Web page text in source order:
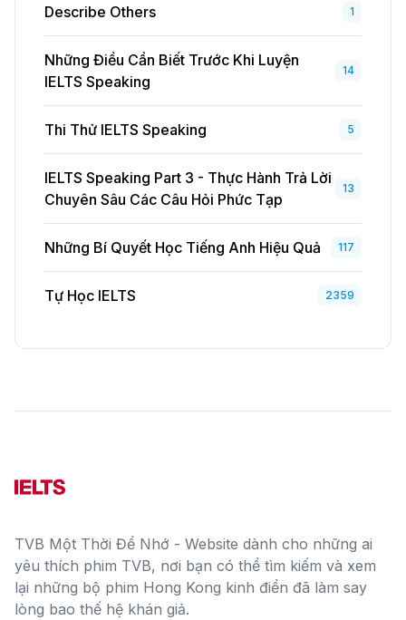
Describe Others 1
Những Điều Cần Biết Trước Khi Luyện
IELTS Speaking
14
Thi Thử IELTS Speaking 5
IELTS Speaking Part 3 - Thực Hành Trả Lời
Chuyên Sâu Các Câu Hỏi Phức Tạp
13
Những Bí Quyết Học Tiếng Anh Hiệu Quả 117
Tự Học IELTS 2359
TVB Một Thời Để Nhớ - Website dành cho những ai
yêu thích phim TVB, nơi bạn có thể tìm kiếm và xem
lại những bộ phim Hong Kong kinh điển đã làm say
lòng bao thế hệ khán giả.